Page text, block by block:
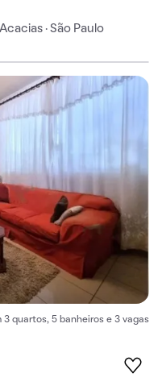
· São Paulo
3 quartos, 5 banheiros e 3 vagas